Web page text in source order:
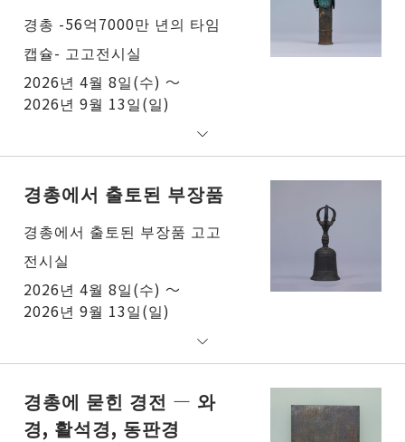
경총 -56억7000만 년의 타임
캡슐- 고고전시실
2026년 4월 8일(수) ～
2026년 9월 13일(일)
경총에서 출토된 부장품
경총에서 출토된 부장품 고고
전시실
2026년 4월 8일(수) ～
2026년 9월 13일(일)
경총에 묻힌 경전 ― 와
경, 활석경, 동판경